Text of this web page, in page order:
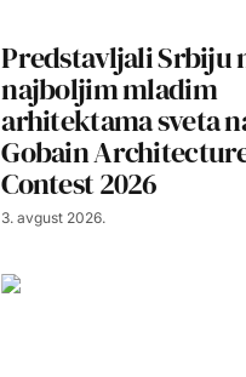
Predstavljali Srbiju
najboljim mladim
arhitektama sveta
Gobain
Contest 2026
3. avgust 2026.